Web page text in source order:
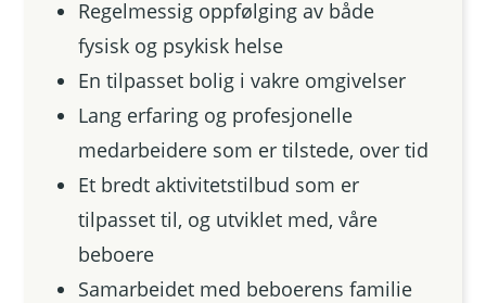
Regelmessig oppfølging av både
fysisk og psykisk helse
En tilpasset bolig i vakre omgivelser
Lang erfaring og profesjonelle
medarbeidere som er tilstede, over tid
Et bredt aktivitetstilbud som er
tilpasset til, og utviklet med, våre
beboere
Samarbeidet med beboerens familie